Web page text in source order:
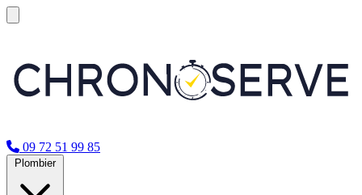
09 72 51 99 85
Plombier